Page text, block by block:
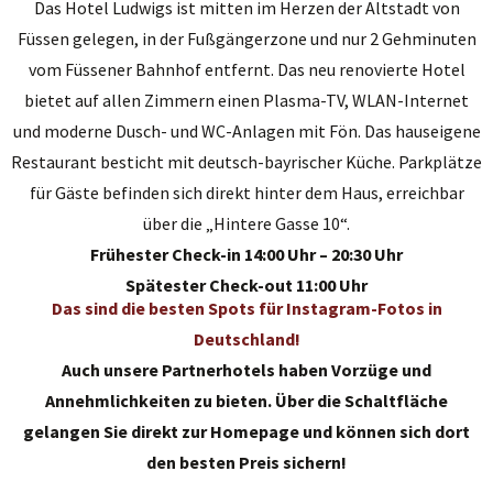
Das Hotel Ludwigs ist mitten im Herzen der Altstadt von
Füssen gelegen, in der Fußgängerzone und nur 2 Gehminuten
vom Füssener Bahnhof entfernt. Das neu renovierte Hotel
bietet auf allen Zimmern einen Plasma-TV, WLAN-Internet
und moderne Dusch- und WC-Anlagen mit Fön. Das hauseigene
Restaurant besticht mit deutsch-bayrischer Küche. Parkplätze
für Gäste befinden sich direkt hinter dem Haus, erreichbar
über die „Hintere Gasse 10“.
Frühester Check-in 14:00 Uhr – 20:30 Uhr
Spätester Check-out 11:00 Uhr
Das sind die besten Spots für Instagram-Fotos in
Deutschland!
Auch unsere Partnerhotels haben Vorzüge und
Annehmlichkeiten zu bieten. Über die Schaltfläche
gelangen Sie direkt zur Homepage und können sich dort
den besten Preis sichern!